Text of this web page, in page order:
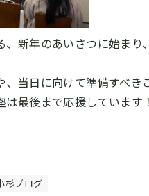
新年のあいさつに始まり
当日に向けて準備すべき
最後まで応援しています！
杉ブログ